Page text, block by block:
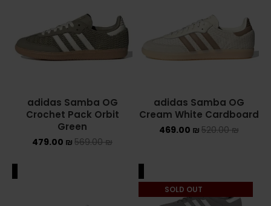
adidas Samba OG
Cream White Cardboard
520.00₪
469.00 ₪
adidas Samba OG
Crochet Pack Orbit
Green
569.00₪
479.00 ₪
SOLD OUT